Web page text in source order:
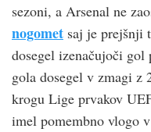
sezoni, a Arsenal ne
nogomet saj je prejšnji
dosegel izenačujoči
gola dosegel v zmagi
krogu Lige prvakov
imel pomembno vlogo